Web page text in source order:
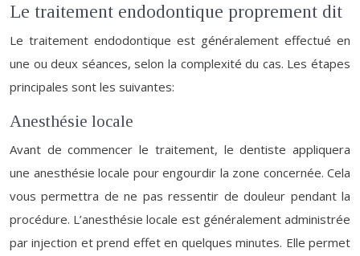
Le traitement endodontique proprement dit
Le traitement endodontique est généralement effectué en
une ou deux séances, selon la complexité du cas. Les étapes
principales sont les suivantes:
Anesthésie locale
Avant de commencer le traitement, le dentiste appliquera
une anesthésie locale pour engourdir la zone concernée. Cela
vous permettra de ne pas ressentir de douleur pendant la
procédure. L’anesthésie locale est généralement administrée
par injection et prend effet en quelques minutes. Elle permet